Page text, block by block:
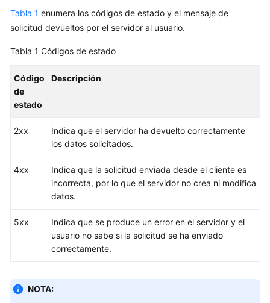
Pasos
del
usuario
del
Referencia
Tabla 1 enumera los códigos de estado y el mensaje de
solicitud devueltos por el servidor al usuario.
Tabla 1 Códigos de estado
Código
de
estado
Descripción
2xx
Indica que el servidor ha devuelto correctamente
los datos solicitados.
4xx
Indica que la solicitud enviada desde el cliente es
incorrecta, por lo que el servidor no crea ni modifica
datos.
5xx
Indica que se produce un error en el servidor y el
usuario no sabe si la solicitud se ha enviado
correctamente.
NOTA: